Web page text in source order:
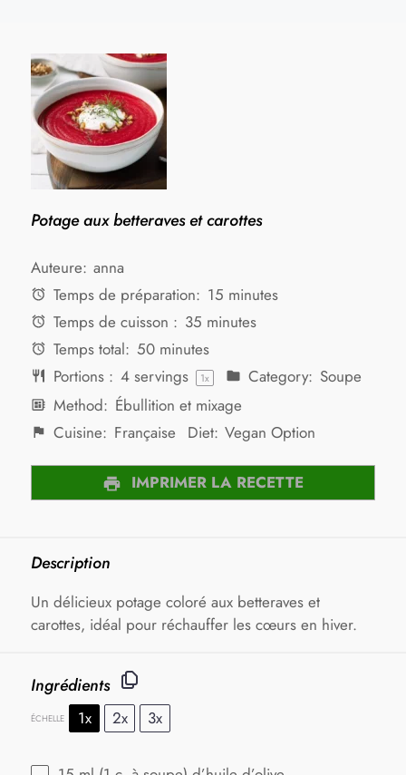
Potage aux betteraves et carottes
Auteure: anna
Temps de préparation: 15 minutes
Temps de cuisson : 35 minutes
Temps total: 50 minutes
Portions : 4servings 1x Category: Soupe
Method: Ébullition et mixage
Cuisine: Française Diet: Vegan Option
IMPRIMER LA RECETTE
Description
Un délicieux potage coloré aux betteraves et
carottes, idéal pour réchauffer les cœurs en hiver.
Ingrédients
ÉCHELLE 1x 2x 3x